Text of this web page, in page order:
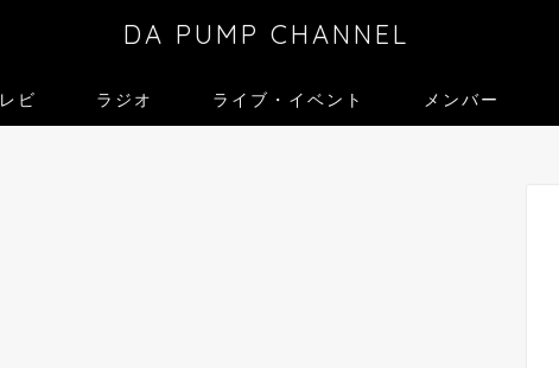
DA PUMP CHANNEL
ビ ラジオ ライブ・イベント メンバー